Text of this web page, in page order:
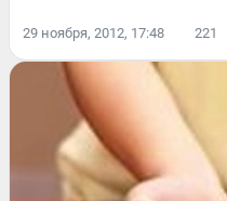
29 ноября, 2012, 17:48 221